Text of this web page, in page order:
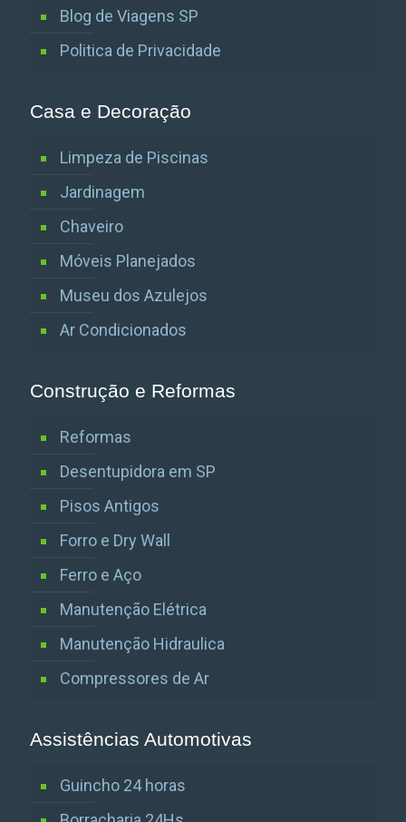
Blog de Viagens SP
Politica de Privacidade
Casa e Decoração
Limpeza de Piscinas
Jardinagem
Chaveiro
Móveis Planejados
Museu dos Azulejos
Ar Condicionados
Construção e Reformas
Reformas
Desentupidora em SP
Pisos Antigos
Forro e Dry Wall
Ferro e Aço
Manutenção Elétrica
Manutenção Hidraulica
Compressores de Ar
Assistências Automotivas
Guincho 24 horas